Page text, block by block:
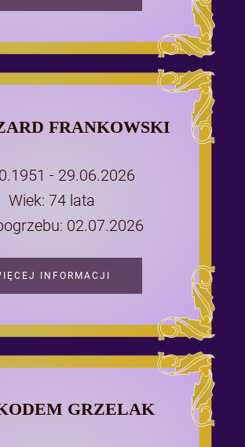
FRANKOWSKI
- 29.06.2026
Wiek: 74 lata
02.07.2026
INFORMACJI
GRZELAK